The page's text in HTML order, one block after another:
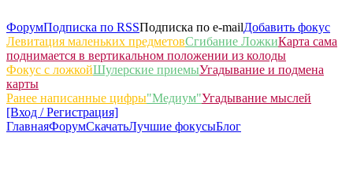
ФорумПодписка по RSSПодписка по e-mailДобавить фокус
Левитация маленьких предметовСгибание ЛожкиКарта сама
поднимается в вертикальном положении из колоды
Фокус с ложкойШулерские приемыУгадывание и подмена
карты
Ранее написанные цифры"Медиум"Угадывание мыслей
[Вход / Регистрация]
ГлавнаяФорумСкачатьЛучшие фокусыБлог